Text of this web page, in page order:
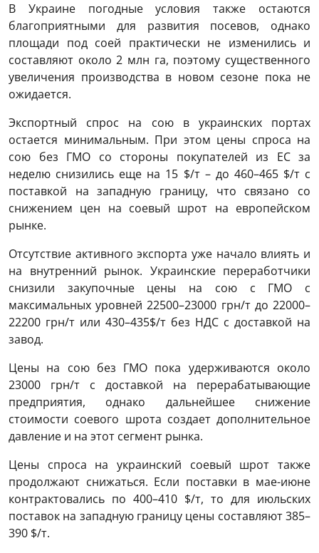
В Украине погодные условия также остаются
благоприятными для развития посевов, однако
площади под соей практически не изменились и
составляют около 2 млн га, поэтому существенного
увеличения производства в новом сезоне пока не
ожидается.
Экспортный спрос на сою в украинских портах
остается минимальным. При этом цены спроса на
сою без ГМО со стороны покупателей из ЕС за
неделю снизились еще на 15 $/т – до 460–465 $/т с
поставкой на западную границу, что связано со
снижением цен на соевый шрот на европейском
рынке.
Отсутствие активного экспорта уже начало влиять и
на внутренний рынок. Украинские переработчики
снизили закупочные цены на сою с ГМО с
максимальных уровней 22500–23000 грн/т до 22000–
22200 грн/т или 430–435$/т без НДС с доставкой на
завод.
Цены на сою без ГМО пока удерживаются около
23000 грн/т с доставкой на перерабатывающие
предприятия, однако дальнейшее снижение
стоимости соевого шрота создает дополнительное
давление и на этот сегмент рынка.
Цены спроса на украинский соевый шрот также
продолжают снижаться. Если поставки в мае-июне
контрактовались по 400–410 $/т, то для июльских
поставок на западную границу цены составляют 385–
390 $/т.